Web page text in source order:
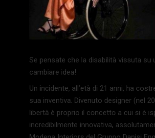
Se pensate che la disabilità vissuta
cambiare idea!
Un incidente, all’età di 21 anni, ha
sua inventiva. Divenuto designer (nel
libertà è proprio il concetto a cui si è
incredibilmente innovativa,